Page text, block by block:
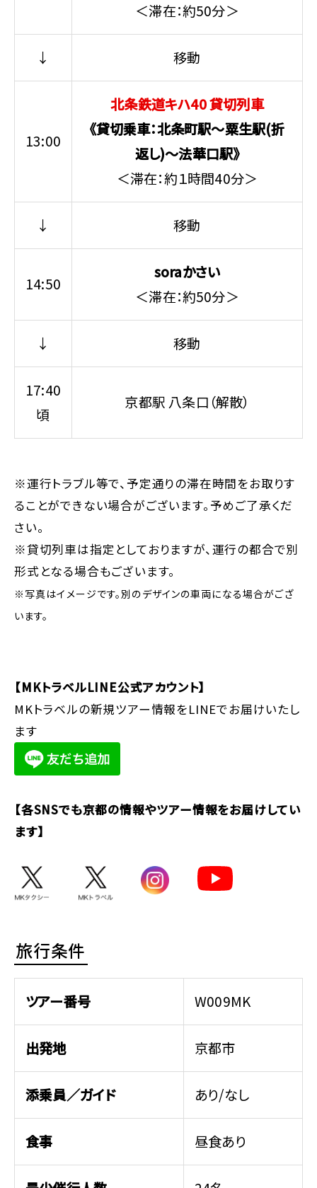
＜滞在：約50分＞
↓ 移動
13:00
北条鉄道キハ40 貸切列車
《貸切乗車：北条町駅～粟生駅(折
返し)～法華口駅》
＜滞在：約１時間40分＞
↓ 移動
14:50
soraかさい
＜滞在：約50分＞
↓ 移動
17:40
頃
京都駅 八条口（解散）
※運行トラブル等で、予定通りの滞在時間をお取りす
ることができない場合がございます。予めご了承くだ
さい。
※貸切列車は指定としておりますが、運行の都合で別
形式となる場合もございます。
※写真はイメージです。別のデザインの車両になる場合がござ
います。
【MKトラベルLINE公式アカウント】
MKトラベルの新規ツアー情報をLINEでお届けいたし
ます
【各SNSでも京都の情報やツアー情報をお届けしてい
ます】
旅行条件
ツアー番号 W009MK
出発地 京都市
添乗員／ガイド あり/なし
食事 昼食あり